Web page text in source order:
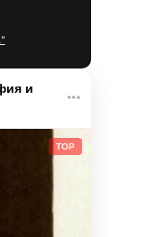
и
TOP